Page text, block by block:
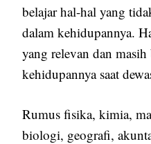
belajar hal-hal yang
dalam kehidupannya.
yang relevan dan
kehidupannya saat
Rumus fisika, kimia,
biologi, geografi,